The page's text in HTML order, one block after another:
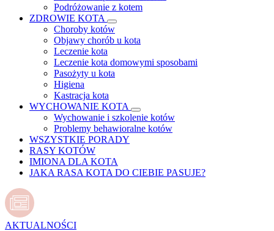
Podróżowanie z kotem
ZDROWIE KOTA
Choroby kotów
Objawy chorób u kota
Leczenie kota
Leczenie kota domowymi sposobami
Pasożyty u kota
Higiena
Kastracja kota
WYCHOWANIE KOTA
Wychowanie i szkolenie kotów
Problemy behawioralne kotów
WSZYSTKIE PORADY
RASY KOTÓW
IMIONA DLA KOTA
JAKA RASA KOTA DO CIEBIE PASUJE?
AKTUALNOŚCI